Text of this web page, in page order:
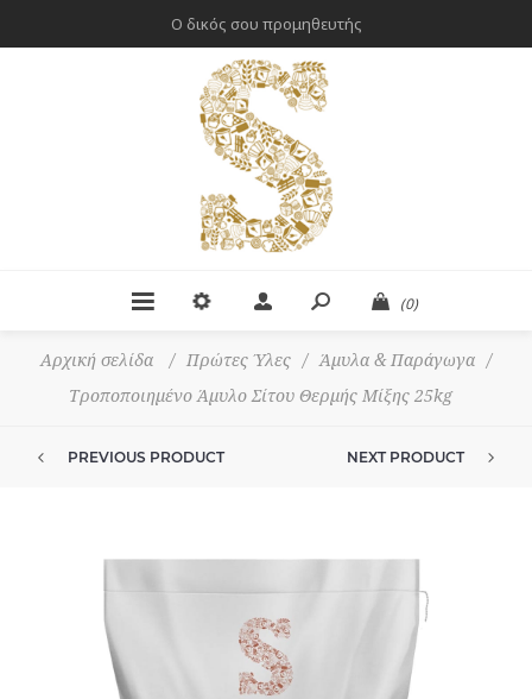
Ο δικός σου προμηθευτής
(0)
Αρχική σελίδα / Πρώτες Ύλες / Άμυλα & Παράγωγα
/
Τροποποιημένο Άμυλο Σίτου Θερμής Μίξης 25kg
PREVIOUS PRODUCT NEXT PRODUCT